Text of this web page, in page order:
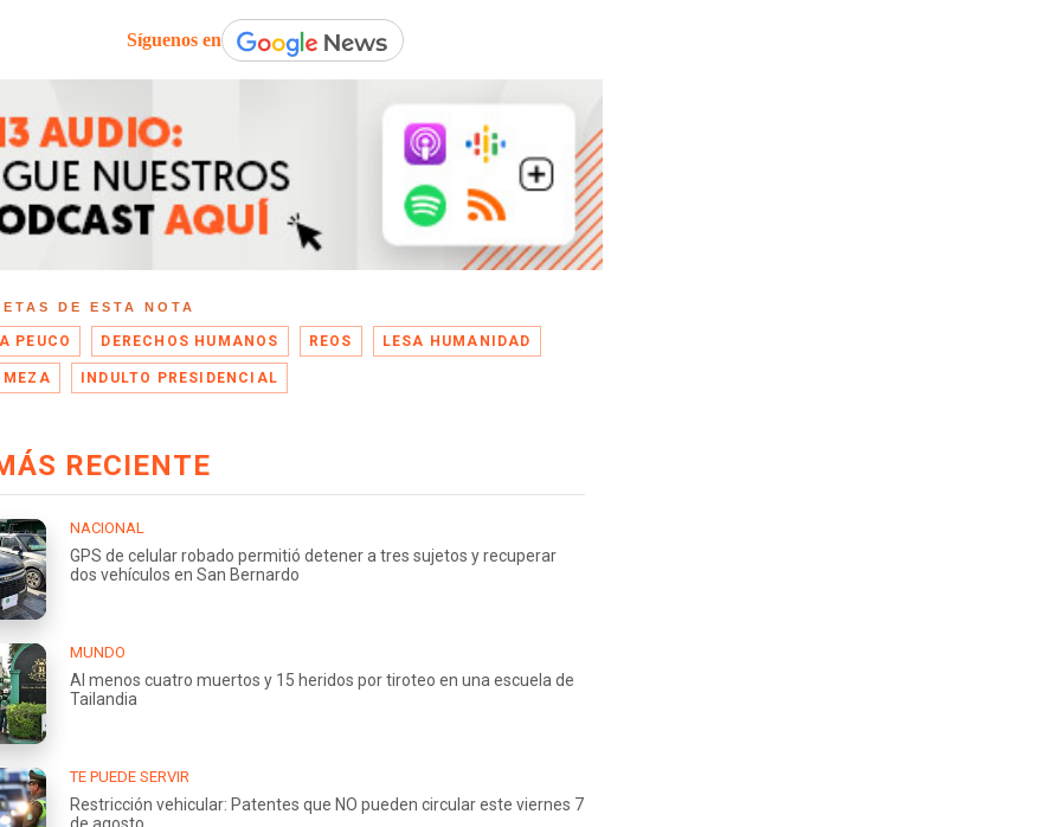
Síguenos en
DE ESTA NOTA
PEUCO DERECHOS HUMANOS REOS LESA HUMANIDAD
MEZA INDULTO PRESIDENCIAL
RECIENTE
NACIONAL
GPS de celular robado permitió detener a tres sujetos y recuperar
dos vehículos en San Bernardo
MUNDO
Al menos cuatro muertos y 15 heridos por tiroteo en una escuela de
Tailandia
TE PUEDE SERVIR
Restricción vehicular: Patentes que NO pueden circular este viernes 7